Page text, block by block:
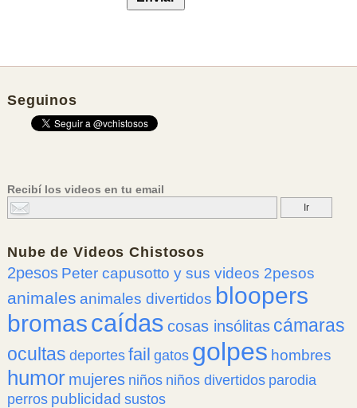
Seguinos
Recibí los videos en tu email
Nube deVideos Chistosos
2pesos Peter capusotto y sus videos 2pesos
animales animales divertidos bloopers
bromascaídas cosas insólitas cámaras
ocultas deportes fail gatos golpes hombres
humor mujeres niños niños divertidos parodia
perros publicidad sustos